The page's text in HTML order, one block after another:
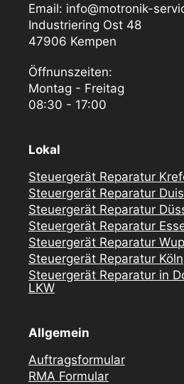
Email: info@motronik-
Industriering Ost 48
47906 Kempen
Öffnunszeiten:
Montag - Freitag
08:30 - 17:00
Lokal
Steuergerät Reparatur
Steuergerät Reparatur
Steuergerät Reparatur
Steuergerät Reparatur
Steuergerät Reparatur
Steuergerät Reparatur Köln
Steuergerät Reparatur in
LKW
Allgemein
Auftragsformular
RMA Formular